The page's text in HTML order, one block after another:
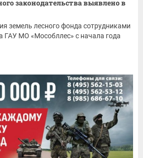
законодательства выявлено в
земель лесного фонда сотрудниками
ГАУ МО «Мособллес» с начала года